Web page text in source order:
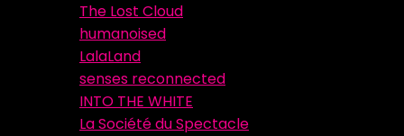
The Lost Cloud
humanoised
LalaLand
senses reconnected
INTO THE WHITE
La Société du Spectacle